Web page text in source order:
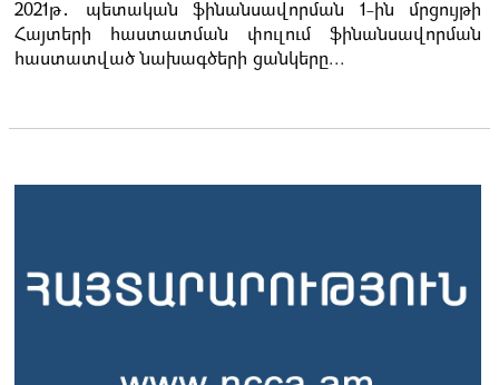
2021թ․ պետական ֆինանսավորման 1-ին մրցույթի
Հայտերի հաստատման փուլում ֆինանսավորման
հաստատված նախագծերի ցանկերը...